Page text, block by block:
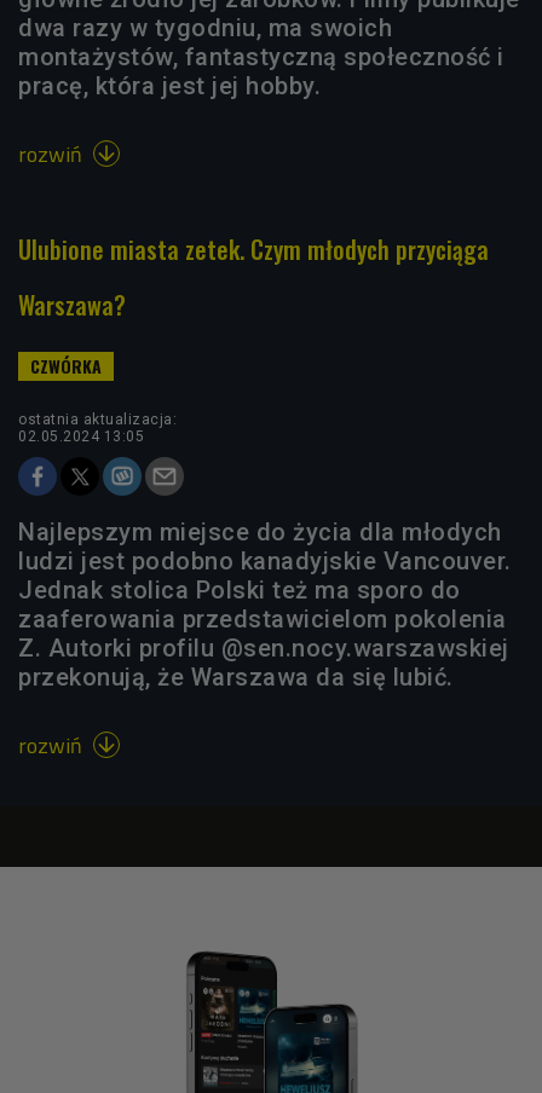
dwa razy w tygodniu, ma swoich
montażystów, fantastyczną społeczność i
pracę, która jest jej hobby.
rozwiń 
Ulubione miasta zetek. Czym młodych przyciąga
Warszawa?
ostatnia aktualizacja:
02.05.2024 13:05
Najlepszym miejsce do życia dla młodych
ludzi jest podobno kanadyjskie Vancouver.
Jednak stolica Polski też ma sporo do
zaaferowania przedstawicielom pokolenia
Z. Autorki profilu @sen.nocy.warszawskiej
przekonują, że Warszawa da się lubić.
rozwiń 